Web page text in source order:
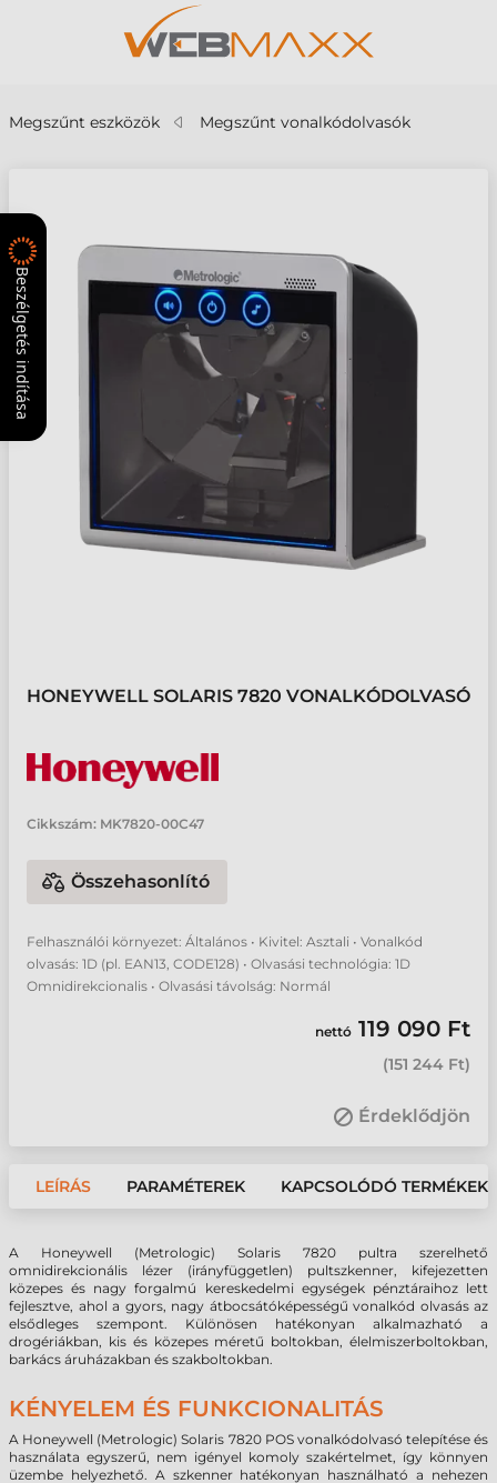
Megszűnt eszközök Megszűnt vonalkódolvasók
HONEYWELL SOLARIS 7820 VONALKÓDOLVASÓ
Cikkszám: MK7820-00C47
Összehasonlító
Felhasználói környezet: Általános • Kivitel: Asztali • Vonalkód
olvasás: 1D (pl. EAN13, CODE128) • Olvasási technológia: 1D
Omnidirekcionalis • Olvasási távolság: Normál
nettó 119 090 Ft
(151 244 Ft)
Érdeklődjön
LEÍRÁS PARAMÉTEREK KAPCSOLÓDÓ TERMÉKEK
A Honeywell (Metrologic) Solaris 7820 pultra szerelhető
omnidirekcionális lézer (irányfüggetlen) pultszkenner, kifejezetten
közepes és nagy forgalmú kereskedelmi egységek pénztáraihoz lett
fejlesztve, ahol a gyors, nagy átbocsátóképességű vonalkód olvasás az
elsődleges szempont. Különösen hatékonyan alkalmazható a
drogériákban, kis és közepes méretű boltokban, élelmiszerboltokban,
barkács áruházakban és szakboltokban.
KÉNYELEM ÉS FUNKCIONALITÁS
A Honeywell (Metrologic) Solaris 7820 POS vonalkódolvasó telepítése és
használata egyszerű, nem igényel komoly szakértelmet, így könnyen
üzembe helyezhető. A szkenner hatékonyan használható a nehezen
Beszélgetés indítása